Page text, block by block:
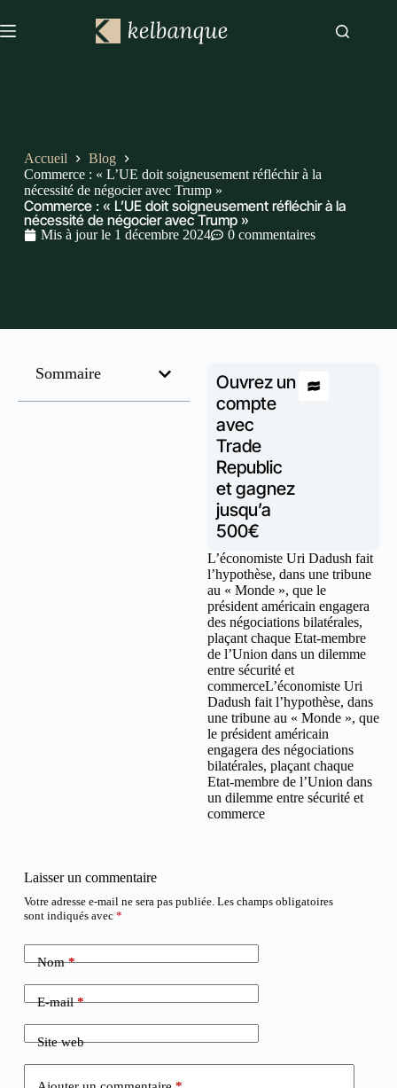
Accueil
Blog
Commerce : « L’UE doit soigneusement réfléchir à la
nécessité de négocier avec Trump »
Commerce : « L’UE doit soigneusement réfléchir à la
nécessité de négocier avec Trump »
Mis à jour le 1 décembre 2024 0 commentaires
Sommaire
Ouvrez un
compte
avec
Trade
Republic
et gagnez
jusqu’a
500€
L’économiste Uri Dadush fait
l’hypothèse, dans une tribune
au « Monde », que le
président américain engagera
des négociations bilatérales,
plaçant chaque Etat-membre
de l’Union dans un dilemme
entre sécurité et
commerceL’économiste Uri
Dadush fait l’hypothèse, dans
une tribune au « Monde », que
le président américain
engagera des négociations
bilatérales, plaçant chaque
Etat-membre de l’Union dans
un dilemme entre sécurité et
commerce
Laisser un commentaire
Votre adresse e-mail ne sera pas publiée. Les champs obligatoires
sont indiqués avec *
Nom*
E-mail*
Site web